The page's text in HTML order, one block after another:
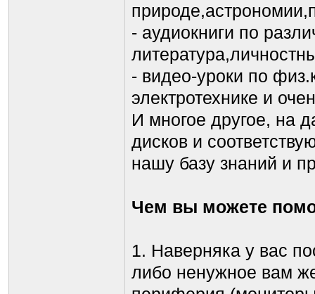
- аудиокниги по
- видео-уроки по
электротехнике и
И многое другое, на
дисков и
нашу базу знаний и
Чем вы можете
1. Наверняка у вас
либо ненужное вам